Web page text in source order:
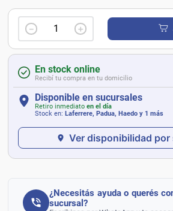
＋
－
En stock online
Recibí tu compra en tu domicilio
Disponible en sucursales
Retiro inmediato en el día
Stock en: Laferrere, Padua, Haedo y 1 más
Ver disponibilidad por
¿Necesitás ayuda o querés
sucursal?